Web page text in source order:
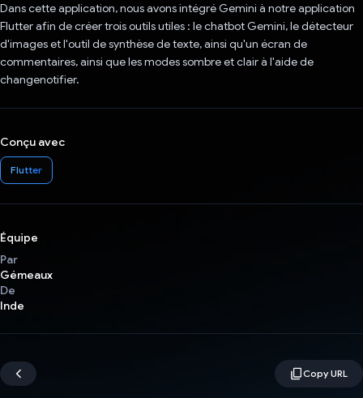
Dans cette application, nous avons intégré Gemini à notre application
Flutter afin de créer trois outils utiles : le chatbot Gemini, le détecteur
d'images et l'outil de synthèse de texte, ainsi qu'un écran de
commentaires, ainsi que les modes sombre et clair à l'aide de
changenotifier.
Conçu avec
Flutter
Équipe
Par
Gémeaux
De
Inde